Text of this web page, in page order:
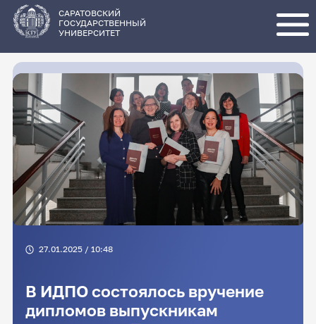
основному
содержанию
САРАТОВСКИЙ
ГОСУДАРСТВЕННЫЙ
УНИВЕРСИТЕТ
27.01.2025 / 10:48
В ИДПО состоялось вручение
дипломов выпускникам